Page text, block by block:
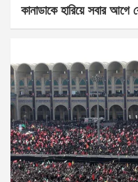
কানাডাকে হারিয়ে সবার আগে